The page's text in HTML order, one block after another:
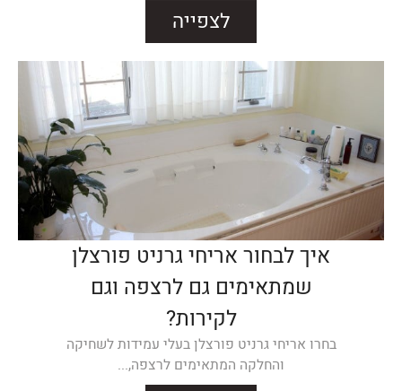
לצפייה
איך לבחור אריחי גרניט פורצלן
שמתאימים גם לרצפה וגם
לקירות?
בחרו אריחי גרניט פורצלן בעלי עמידות לשחיקה
והחלקה המתאימים לרצפה,...